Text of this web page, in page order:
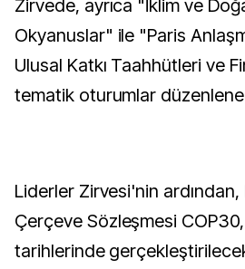
Zirvede, ayrıca "İklim ve
Okyanuslar" ile "Paris
Ulusal Katkı Taahhütleri ve
tematik oturumlar
Liderler Zirvesi'nin ardından,
Çerçeve Sözleşmesi COP30,
tarihlerinde